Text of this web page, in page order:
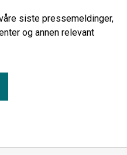
siste pressemeldinger,
og annen relevant